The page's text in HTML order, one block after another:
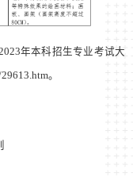
年本科招生专业考试大
。